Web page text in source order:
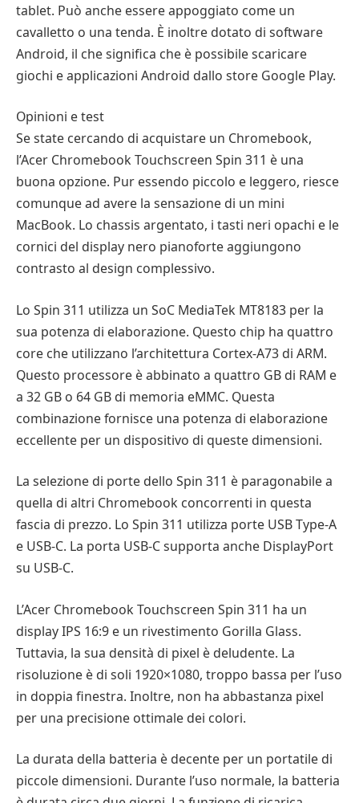
tablet. Può anche essere appoggiato come un
cavalletto o una tenda. È inoltre dotato di software
Android, il che significa che è possibile scaricare
giochi e applicazioni Android dallo store Google Play.
Opinioni e test
Se state cercando di acquistare un Chromebook,
l’Acer Chromebook Touchscreen Spin 311 è una
buona opzione. Pur essendo piccolo e leggero, riesce
comunque ad avere la sensazione di un mini
MacBook. Lo chassis argentato, i tasti neri opachi e le
cornici del display nero pianoforte aggiungono
contrasto al design complessivo.
Lo Spin 311 utilizza un SoC MediaTek MT8183 per la
sua potenza di elaborazione. Questo chip ha quattro
core che utilizzano l’architettura Cortex-A73 di ARM.
Questo processore è abbinato a quattro GB di RAM e
a 32 GB o 64 GB di memoria eMMC. Questa
combinazione fornisce una potenza di elaborazione
eccellente per un dispositivo di queste dimensioni.
La selezione di porte dello Spin 311 è paragonabile a
quella di altri Chromebook concorrenti in questa
fascia di prezzo. Lo Spin 311 utilizza porte USB Type-A
e USB-C. La porta USB-C supporta anche DisplayPort
su USB-C.
L’Acer Chromebook Touchscreen Spin 311 ha un
display IPS 16:9 e un rivestimento Gorilla Glass.
Tuttavia, la sua densità di pixel è deludente. La
risoluzione è di soli 1920×1080, troppo bassa per l’uso
in doppia finestra. Inoltre, non ha abbastanza pixel
per una precisione ottimale dei colori.
La durata della batteria è decente per un portatile di
piccole dimensioni. Durante l’uso normale, la batteria